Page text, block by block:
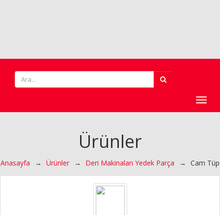
Ürünler
Anasayfa → Ürünler → Deri Makinaları Yedek Parça → Cam Tüp